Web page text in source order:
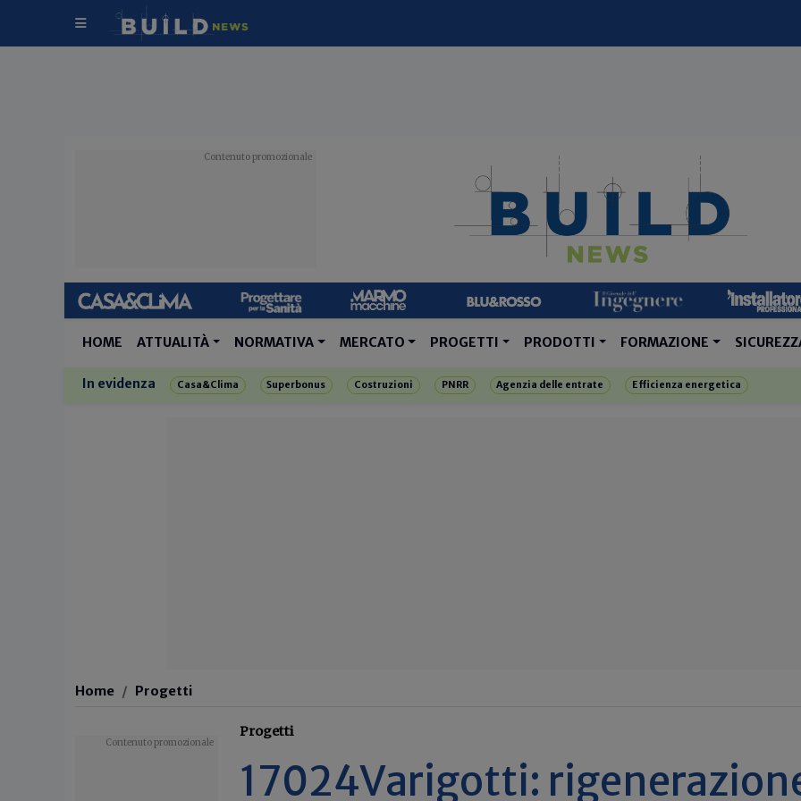
HOME ATTUALITÀ NORMATIVA MERCATO PROGETTI PRODOTTI FORMAZIONE
In evidenza Casa&Clima Superbonus Costruzioni PNRR Agenzia delle entrate Efficienza energetica
Home Progetti
Progetti
17024Varigotti: